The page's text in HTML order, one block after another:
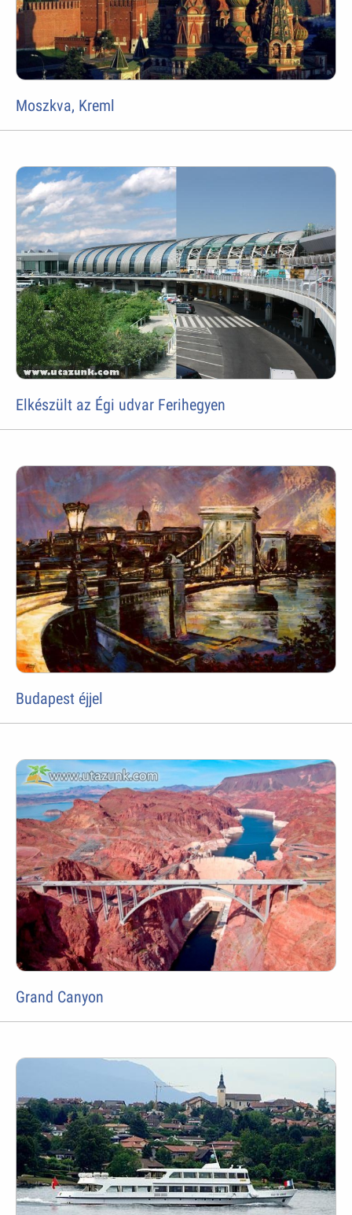
Moszkva, Kreml
Elkészült az Égi udvar Ferihegyen
Budapest éjjel
Grand Canyon